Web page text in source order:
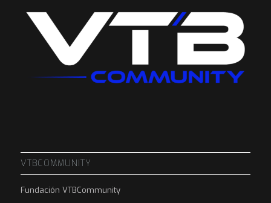
VTBCOMMUNITY
Fundación VTBCommunity